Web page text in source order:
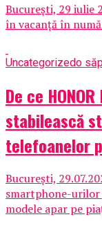
București, 29 iulie
în vacanță în
Uncategorizedo
De ce
stabilească
telefoanelor
București,
smartphone-urilor
modele apar pe